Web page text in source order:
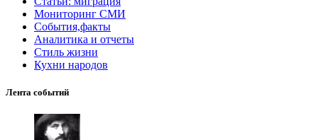
Мониторинг СМИ
События,факты
Аналитика и отчеты
Стиль жизни
Кухни народов
Лента событий